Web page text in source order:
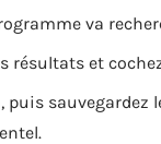
va
résultats et
puis sauvegardez